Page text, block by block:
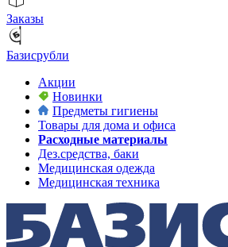
Заказы
Базисрубли
Акции
Новинки
Предметы гигиены
Товары для дома и офиса
Расходные материалы
Дез.средства, баки
Медицинская одежда
Медицинская техника